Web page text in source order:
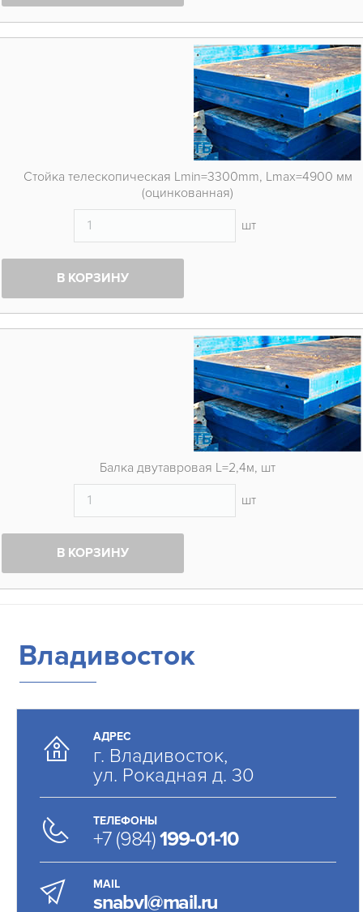
Стойка телескопическая Lmin=3300mm, Lmax=4900 мм
(оцинкованная)
шт
В КОРЗИНУ
Балка двутавровая L=2,4м, шт
шт
В КОРЗИНУ
Владивосток
АДРЕС
г. Владивосток,
ул. Рокадная д. 30
ТЕЛЕФОНЫ
+7 (984)199-01-10
MAIL
snabvl@mail.ru